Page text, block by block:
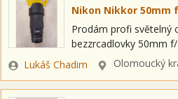
Nikon Nikkor 50mm
Prodám profi světelný
bezzrcadlovky 50mm
(používám převážně
Nafoceno maximálně
komplet příslušenství,
Zadavatel
Lukáš Chadim Lokalita
Olomoucký